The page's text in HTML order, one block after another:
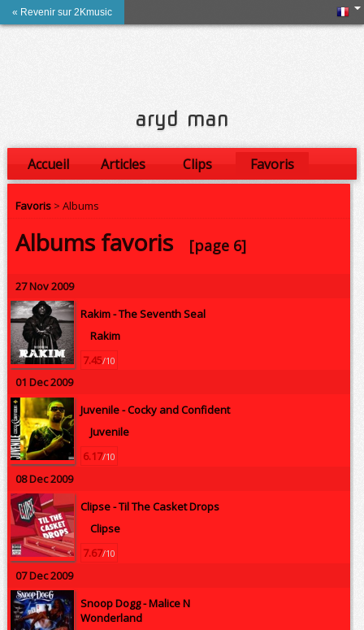
« Revenir sur 2Kmusic
aryd man
Accueil Articles Clips
Favoris
Amis
Favoris > Albums
Albums favoris [page 6]
27 Nov 2009
Rakim -The Seventh Seal
Rakim
7.45/10
01 Dec 2009
Juvenile -Cocky and Confident
Juvenile
6.17/10
08 Dec 2009
Clipse -Til The Casket Drops
Clipse
7.67/10
07 Dec 2009
Snoop Dogg -Malice N
Wonderland